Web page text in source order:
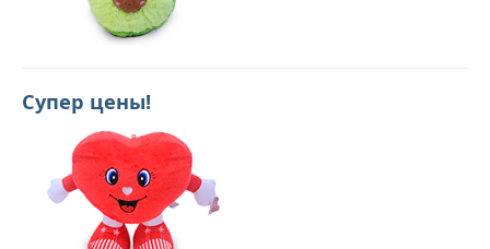
Супер цены!